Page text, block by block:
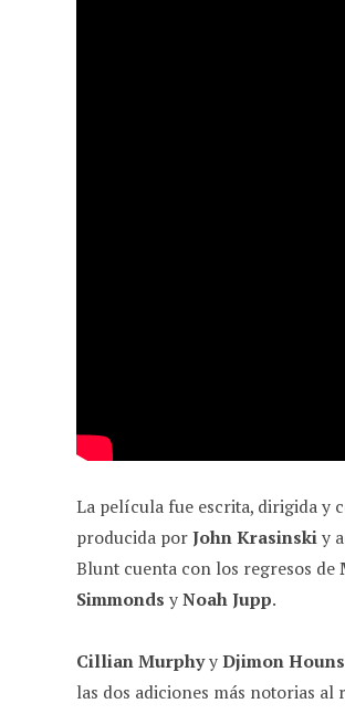
La película fue escrita, dirigida y
producida porJohn Krasinskiy
Blunt cuenta con los regresos de
Simmonds yNoah Jupp.
Cillian MurphyyDjimon
las dos adiciones más notorias al